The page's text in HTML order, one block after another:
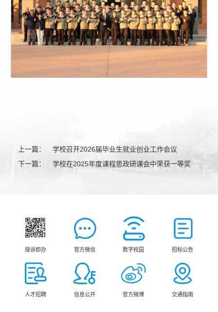
上一篇：
学校召开2026届毕业生就业创业工作会议
下一篇：
学校在2025年度课程思政研课会中荣获一等奖
接诉即办 官方微信 数字校园 招标公告
人才招聘 信息公开 官方微博 交通指南